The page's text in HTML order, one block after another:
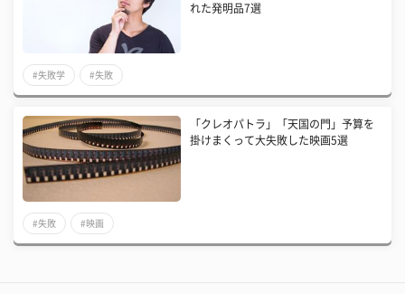
れた発明品7選
#失敗学 #失敗
「クレオパトラ」「天国の門」予算を
掛けまくって大失敗した映画5選
#失敗 #映画